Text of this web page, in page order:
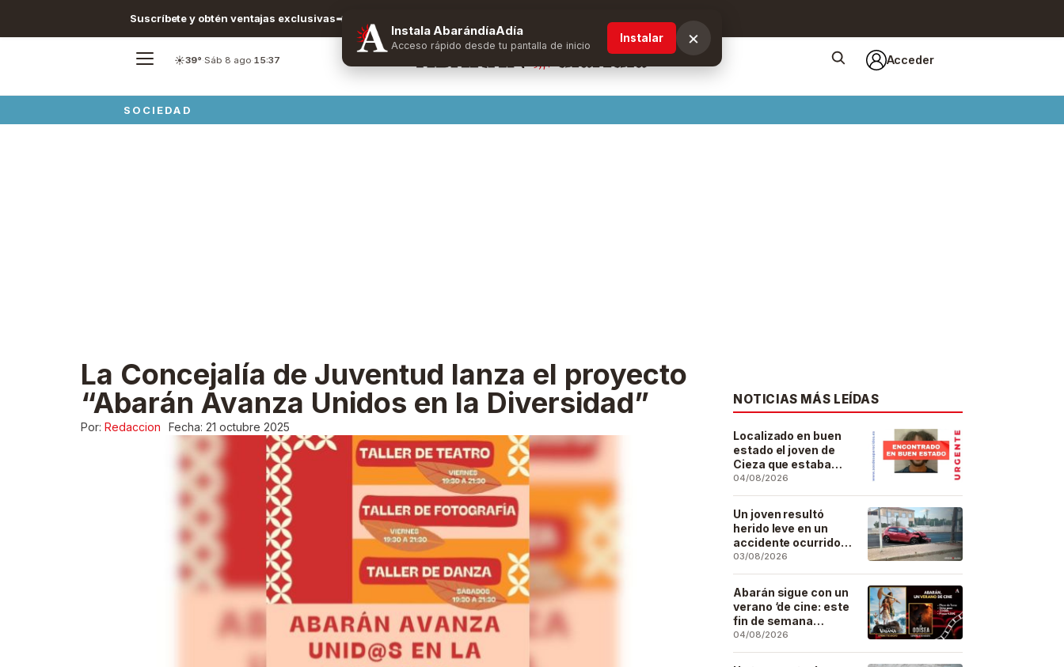
Suscríbete y obtén ventajas exclusivas
☀️39°·Sáb 8 ago·15:37 Acceder
SOCIEDAD
La Concejalía de Juventud lanza el proyecto
“Abarán Avanza Unidos en la Diversidad”
Por: Redaccion Fecha: 21 octubre 2025
NOTICIAS MÁS LEÍDAS
Localizado en buen
estado el joven de
Cieza que estaba
desaparecido desde
el pasado 29 de julio
04/08/2026
Un joven resultó
herido leve en un
accidente ocurrido
este lunes en la
barriada de San José
Artesano
03/08/2026
Abarán sigue con un
verano ‘de cine: este
fin de semana
Vaiana… y después,
La Odisea
04/08/2026
Instala AbarándíaAdía
Acceso rápido desde tu pantalla de inicio
Instalar ×